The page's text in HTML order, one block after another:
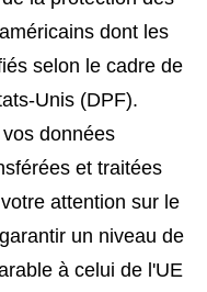
dont les
selon le cadre de
Unis (DPF).
données
et traitées
attention sur le
un niveau de
à celui de l'UE